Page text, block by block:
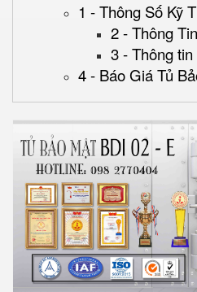
1 - Thông Số Kỹ
2 - Thông
3 - Thông
4 - Báo Giá Tủ